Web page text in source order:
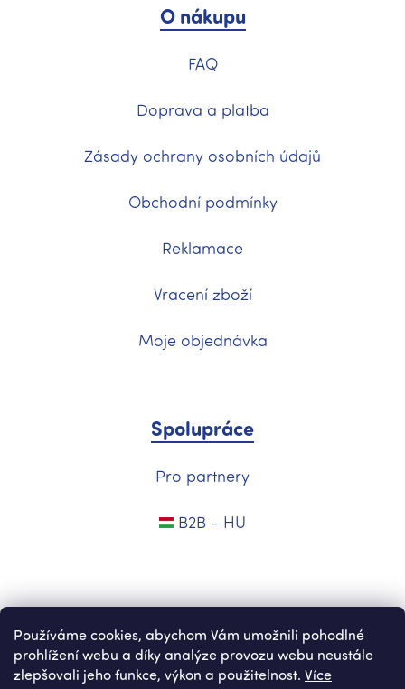
Používáme cookies, abychom Vám umožnili pohodlné
prohlížení webu a díky analýze provozu webu neustále
zlepšovali jeho funkce, výkon a použitelnost. Více
O nákupu
FAQ
Doprava a platba
Zásady ochrany osobních údajů
Obchodní podmínky
Reklamace
Vracení zboží
Moje objednávka
Spolupráce
Pro partnery
B2B - HU